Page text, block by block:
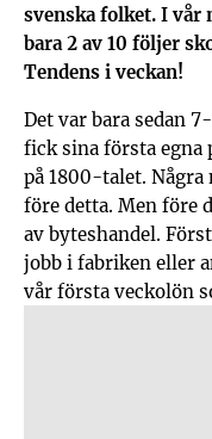
svenska folket. I vår
bara 2 av 10 följer
Tendens i veckan!
Det var bara sedan
fick sina första egna
på 1800-talet.
före detta. Men före
av byteshandel.
jobb i fabriken eller
vår första veckolön